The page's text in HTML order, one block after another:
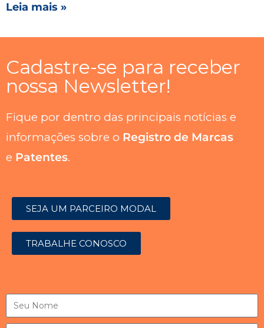
Leia mais »
Cadastre-se para receber
nossa Newsletter!
Fique por dentro das principais notícias e
informações sobre o Registro de Marcas
e Patentes.
SEJA UM PARCEIRO MODAL
TRABALHE CONOSCO